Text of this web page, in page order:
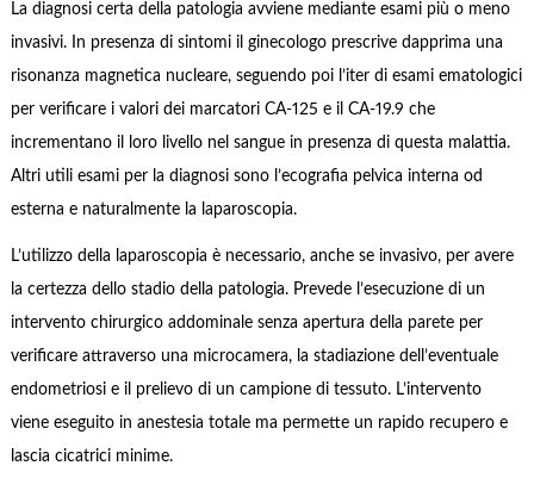
La diagnosi certa della patologia avviene mediante esami più o meno
invasivi. In presenza di sintomi il ginecologo prescrive dapprima una
risonanza magnetica nucleare, seguendo poi l’iter di esami ematologici
per verificare i valori dei marcatori CA-125 e il CA-19.9 che
incrementano il loro livello nel sangue in presenza di questa malattia.
Altri utili esami per la diagnosi sono l’ecografia pelvica interna od
esterna e naturalmente la laparoscopia.
L’utilizzo della laparoscopia è necessario, anche se invasivo, per avere
la certezza dello stadio della patologia. Prevede l’esecuzione di un
intervento chirurgico addominale senza apertura della parete per
verificare attraverso una microcamera, la stadiazione dell’eventuale
endometriosi e il prelievo di un campione di tessuto. L’intervento
viene eseguito in anestesia totale ma permette un rapido recupero e
lascia cicatrici minime.